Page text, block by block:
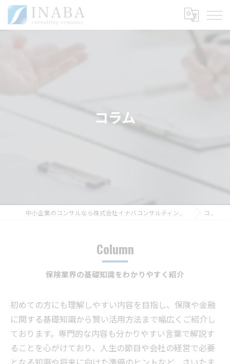
コラム
コラム
Column
保険業界の基礎知識をわかりやすく紹介
初めての方にも理解しやすい内容を目指し、保険や金融
に関する基礎知識から賢い活用方法まで幅広くご紹介し
ております。専門的な内容も分かりやすい言葉で解説す
ることを心がけており、人生の節目や会社の経営で必要